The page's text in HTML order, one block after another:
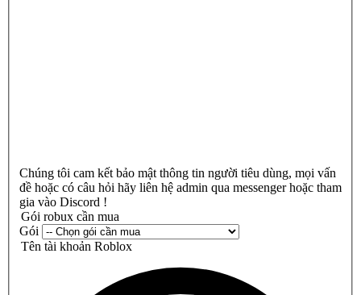
Chúng tôi cam kết bảo mật thông tin người tiêu dùng, mọi vấn
đề hoặc có câu hỏi hãy liên hệ admin qua messenger hoặc tham
gia vào Discord !
Gói robux cần mua
Gói
Tên tài khoản Roblox